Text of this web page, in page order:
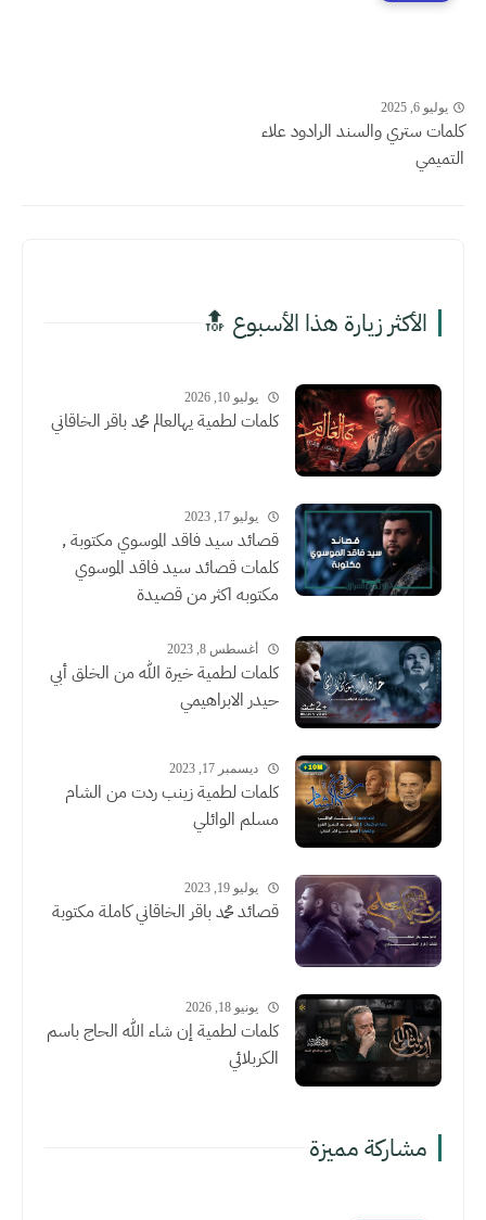
يوليو 6, 2025
كلمات ستري والسند الرادود علاء
التميمي
الأكثر زيارة هذا الأسبوع 🔝
يوليو 10, 2026
كلمات لطمية يهالعالم محمد باقر الخاقاني
يوليو 17, 2023
قصائد سيد فاقد الموسوي مكتوبة ,
كلمات قصائد سيد فاقد الموسوي
مكتوبه اكثر من قصيدة
أغسطس 8, 2023
كلمات لطمية خيرة الله من الخلق أبي
حيدر الابراهيمي
ديسمبر 17, 2023
كلمات لطمية زينب ردت من الشام
مسلم الوائلي
يوليو 19, 2023
قصائد محمد باقر الخاقاني كاملة مكتوبة
يونيو 18, 2026
كلمات لطمية إن شاء الله الحاج باسم
الكربلائي
مشاركة مميزة